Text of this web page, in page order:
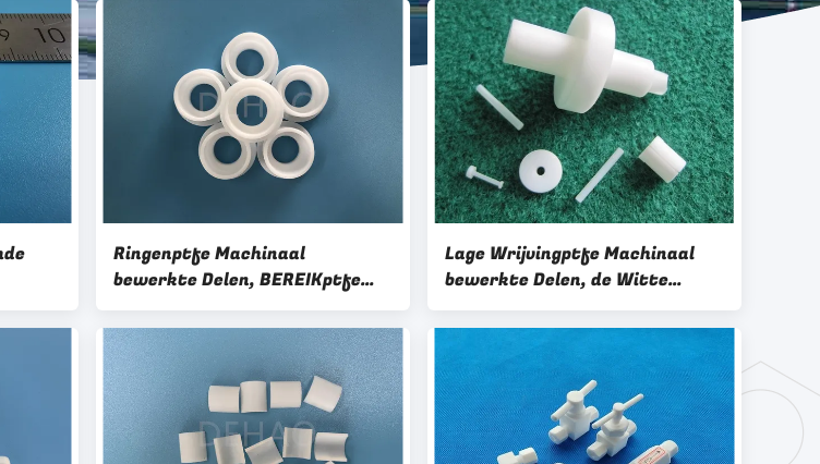
Ringenptfe Machinaal
bewerkte Delen, BEREIKptfe
PTFE Pakking
Lage Wrijvingptfe Machinaal
bewerkte Delen, de Witte
Elektroisolatie van PTFE